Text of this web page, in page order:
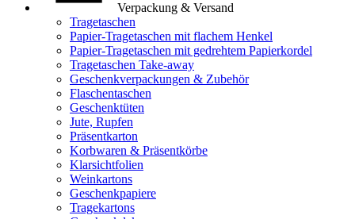
Verpackung & Versand
Tragetaschen
Papier-Tragetaschen mit flachem Henkel
Papier-Tragetaschen mit gedrehtem Papierkordel
Tragetaschen Take-away
Geschenkverpackungen & Zubehör
Flaschentaschen
Geschenktüten
Jute, Rupfen
Präsentkarton
Korbwaren & Präsentkörbe
Klarsichtfolien
Weinkartons
Geschenkpapiere
Tragekartons